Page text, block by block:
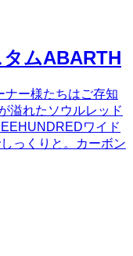
ムABARTH
ー様たちはご存知
溢れたソウルレッド
ワイド
っくりと。カーボン